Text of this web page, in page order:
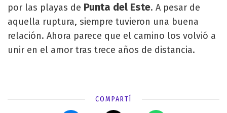
por las playas de Punta del Este. A pesar de
aquella ruptura, siempre tuvieron una buena
relación. Ahora parece que el camino los volvió a
unir en el amor tras trece años de distancia.
COMPARTÍ